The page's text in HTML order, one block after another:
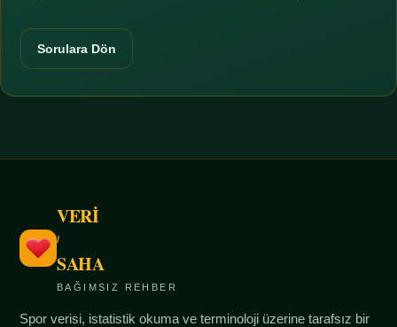
Sorulara Dön
VERİ
/
SAHA
BAĞIMSIZ REHBER
Spor verisi, istatistik okuma ve terminoloji üzerine tarafsız bir